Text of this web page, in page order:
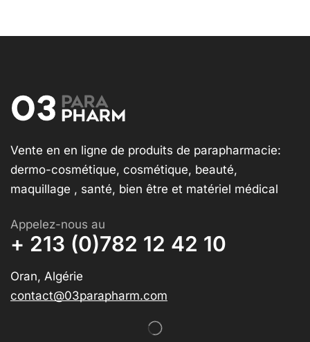
Vente en en ligne de produits de parapharmacie:
dermo-cosmétique, cosmétique, beauté,
maquillage , santé, bien être et matériel médical
Appelez-nous au
+ 213 (0)782 12 42 10
Oran, Algérie
contact@03parapharm.com